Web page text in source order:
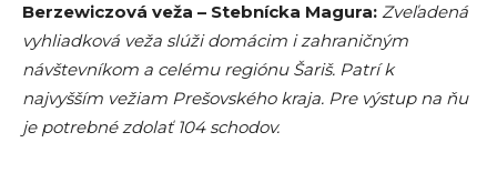
Berzewiczová veža – Stebnícka Magura: Zveľadená
vyhliadková veža slúži domácim i zahraničným
návštevníkom a celému regiónu Šariš. Patrí k
najvyšším vežiam Prešovského kraja. Pre výstup na ňu
je potrebné zdolať 104 schodov.